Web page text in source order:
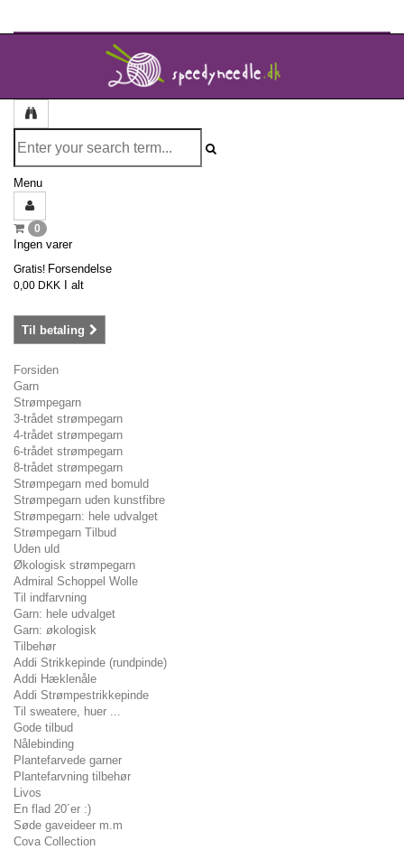
Menu
0
Ingen varer
Gratis! Forsendelse
0,00 DKK I alt
Til betaling
Forsiden
Garn
Strømpegarn
3-trådet strømpegarn
4-trådet strømpegarn
6-trådet strømpegarn
8-trådet strømpegarn
Strømpegarn med bomuld
Strømpegarn uden kunstfibre
Strømpegarn: hele udvalget
Strømpegarn Tilbud
Uden uld
Økologisk strømpegarn
Admiral Schoppel Wolle
Til indfarvning
Garn: hele udvalget
Garn: økologisk
Tilbehør
Addi Strikkepinde (rundpinde)
Addi Hæklenåle
Addi Strømpestrikkepinde
Til sweatere, huer ...
Gode tilbud
Nålebinding
Plantefarvede garner
Plantefarvning tilbehør
Livos
En flad 20´er :)
Søde gaveideer m.m
Cova Collection